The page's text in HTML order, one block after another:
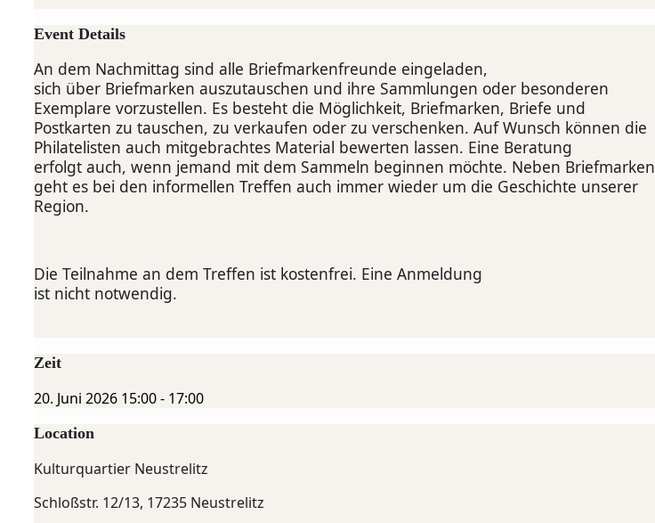
Event Details
An dem Nachmittag sind alle Briefmarkenfreunde eingeladen,
sich über Briefmarken auszutauschen und ihre Sammlungen oder besonderen
Exemplare vorzustellen. Es besteht die Möglichkeit, Briefmarken, Briefe und
Postkarten zu tauschen, zu verkaufen oder zu verschenken. Auf Wunsch können die
Philatelisten auch mitgebrachtes Material bewerten lassen. Eine Beratung
erfolgt auch, wenn jemand mit dem Sammeln beginnen möchte. Neben Briefmarken
geht es bei den informellen Treffen auch immer wieder um die Geschichte unserer
Region.
Die Teilnahme an dem Treffen ist kostenfrei. Eine Anmeldung
ist nicht notwendig.
Zeit
20. Juni 2026 15:00- 17:00
Location
Kulturquartier Neustrelitz
Schloßstr. 12/13, 17235 Neustrelitz